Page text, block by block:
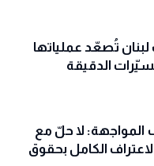
تُصعّد عملياتها
الدقيقة
لا حلّ مع
الكامل بحقوق